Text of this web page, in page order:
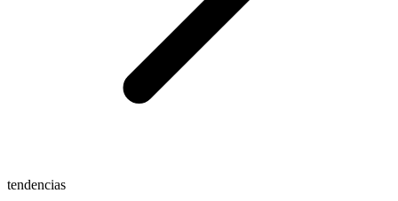
tendencias